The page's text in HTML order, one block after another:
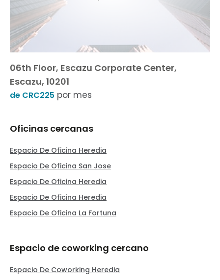
06th Floor, Escazu Corporate Center,
Escazu, 10201
de CRC225 por mes
Oficinas cercanas
Espacio De Oficina Heredia
Espacio De Oficina San Jose
Espacio De Oficina Heredia
Espacio De Oficina Heredia
Espacio De Oficina La Fortuna
Espacio de coworking cercano
Espacio De Coworking Heredia